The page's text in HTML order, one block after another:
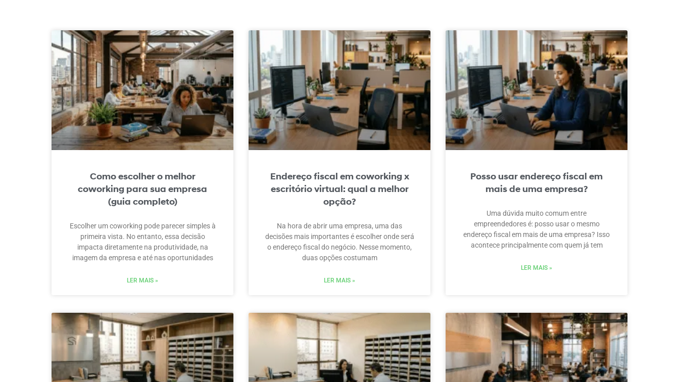
Como escolher o melhor
coworking para sua empresa
(guia completo)
Escolher um coworking pode parecer simples à
primeira vista. No entanto, essa decisão
impacta diretamente na produtividade, na
imagem da empresa e até nas oportunidades
LER MAIS »
Endereço fiscal em coworking x
escritório virtual: qual a melhor
opção?
Na hora de abrir uma empresa, uma das
decisões mais importantes é escolher onde será
o endereço fiscal do negócio. Nesse momento,
duas opções costumam
LER MAIS »
Posso usar endereço fiscal em
mais de uma empresa?
Uma dúvida muito comum entre
empreendedores é: posso usar o mesmo
endereço fiscal em mais de uma empresa? Isso
acontece principalmente com quem já tem
LER MAIS »